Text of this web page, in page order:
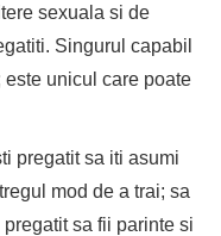
sexuala si de
Singurul capabil
unicul care poate
pregatit sa iti asumi
mod de a trai; sa
sa fii parinte si